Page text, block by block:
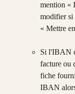
mention «
modifier
« Mettre
Si l'IBAN
facture ou
fiche
IBAN